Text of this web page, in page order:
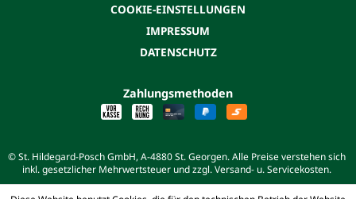
COOKIE-EINSTELLUNGEN
IMPRESSUM
DATENSCHUTZ
Zahlungsmethoden
© St. Hildegard-Posch GmbH, A-4880 St. Georgen. Alle Preise verstehen sich
inkl. gesetzlicher Mehrwertsteuer und zzgl. Versand- u. Servicekosten.